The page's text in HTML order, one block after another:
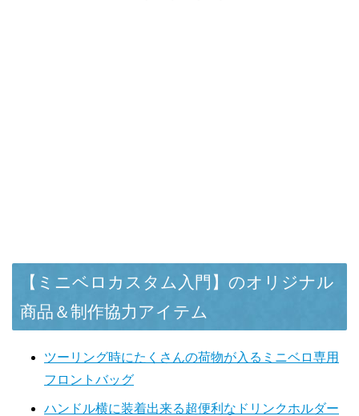
【ミニベロカスタム入門】のオリジナル
商品＆制作協力アイテム
ツーリング時にたくさんの荷物が入るミニベロ専用
フロントバッグ
ハンドル横に装着出来る超便利なドリンクホルダー